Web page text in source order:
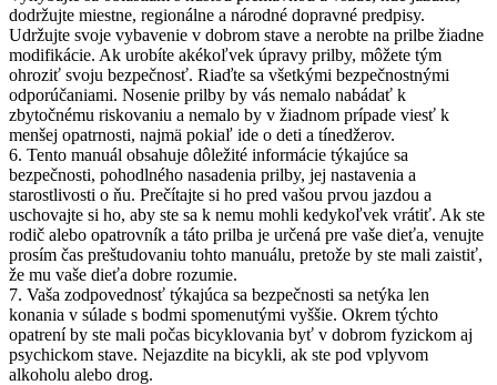
dodržujte miestne, regionálne a národné dopravné predpisy.
Udržujte svoje vybavenie v dobrom stave a nerobte na prilbe žiadne
modifikácie. Ak urobíte akékoľvek úpravy prilby, môžete tým
ohroziť svoju bezpečnosť. Riaďte sa všetkými bezpečnostnými
odporúčaniami. Nosenie prilby by vás nemalo nabádať k
zbytočnému riskovaniu a nemalo by v žiadnom prípade viesť k
menšej opatrnosti, najmä pokiaľ ide o deti a tínedžerov.
6. Tento manuál obsahuje dôležité informácie týkajúce sa
bezpečnosti, pohodlného nasadenia prilby, jej nastavenia a
starostlivosti o ňu. Prečítajte si ho pred vašou prvou jazdou a
uschovajte si ho, aby ste sa k nemu mohli kedykoľvek vrátiť. Ak ste
rodič alebo opatrovník a táto prilba je určená pre vaše dieťa, venujte
prosím čas preštudovaniu tohto manuálu, pretože by ste mali zaistiť,
že mu vaše dieťa dobre rozumie.
7. Vaša zodpovednosť týkajúca sa bezpečnosti sa netýka len
konania v súlade s bodmi spomenutými vyššie. Okrem týchto
opatrení by ste mali počas bicyklovania byť v dobrom fyzickom aj
psychickom stave. Nejazdite na bicykli, ak ste pod vplyvom
alkoholu alebo drog.